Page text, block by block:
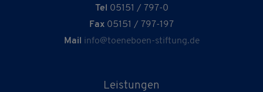
Tel
05151 / 797-0
Fax 05151 / 797-197
Mail
info@toeneboen-stiftung.de
Leistungen